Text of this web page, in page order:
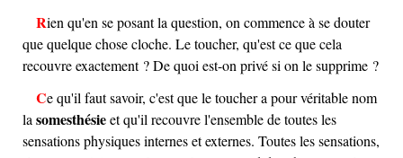
Rien qu'en se posant la question, on commence à se douter
que quelque chose cloche. Le toucher, qu'est ce que cela
recouvre exactement ? De quoi est-on privé si on le supprime ?
Ce qu'il faut savoir, c'est que le toucher a pour véritable nom
la somesthésieet qu'il recouvre l'ensemble de toutes les
sensations physiques internes et externes. Toutes les sensations,